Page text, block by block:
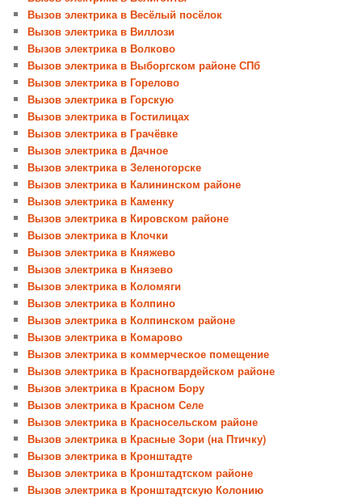
Вызов электрика в Весёлый посёлок
Вызов электрика в Виллози
Вызов электрика в Волково
Вызов электрика в Выборгском районе СПб
Вызов электрика в Горелово
Вызов электрика в Горскую
Вызов электрика в Гостилицах
Вызов электрика в Грачёвке
Вызов электрика в Дачное
Вызов электрика в Зеленогорске
Вызов электрика в Калининском районе
Вызов электрика в Каменку
Вызов электрика в Кировском районе
Вызов электрика в Клочки
Вызов электрика в Княжево
Вызов электрика в Князево
Вызов электрика в Коломяги
Вызов электрика в Колпино
Вызов электрика в Колпинском районе
Вызов электрика в Комарово
Вызов электрика в коммерческое помещение
Вызов электрика в Красногвардейском районе
Вызов электрика в Красном Бору
Вызов электрика в Красном Селе
Вызов электрика в Красносельском районе
Вызов электрика в Красные Зори (на Птичку)
Вызов электрика в Кронштадте
Вызов электрика в Кронштадтском районе
Вызов электрика в Кронштадтскую Колонию